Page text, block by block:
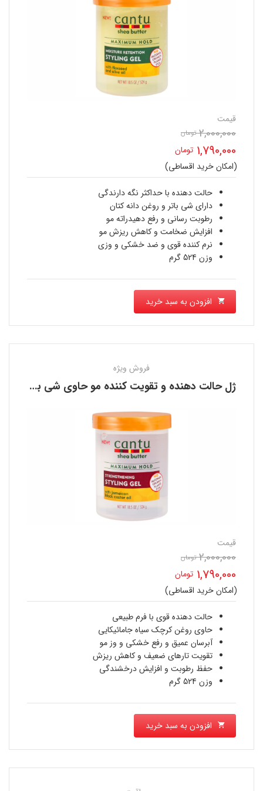
قیمت
2,000,000 تومان
اصلی
2,000,000 تومان
بود.
1,790,000 تومان
قیمت
فعلی
1,790,000 تومان
است.
(امکان خرید اقساطی)
حالت دهنده با حداکثر نگه دارندگی
دارای شی باتر و روغن دانه کتان
رطوبت رسانی و رفع دهیدراته مو
افزایش ضخامت و کاهش ریزش مو
نرم کننده قوی و ضد خشکی و وزی
وزن 524 گرم
افزودن به سبد خرید
فروش ویژه
ژل حالت دهنده و تقویت کننده مو حاوی شی باتر کانتو CANTU
قیمت
2,000,000 تومان
اصلی
2,000,000 تومان
بود.
1,790,000 تومان
قیمت
فعلی
1,790,000 تومان
است.
(امکان خرید اقساطی)
حالت دهنده قوی با فرم طبیعی
حاوی روغن کرچک سیاه جامائیکایی
آبرسان عمیق و رفع خشکی و وز مو
تقویت تارهای ضعیف و کاهش ریزش
حفظ رطوبت و افزایش درخشندگی
وزن 524 گرم
افزودن به سبد خرید